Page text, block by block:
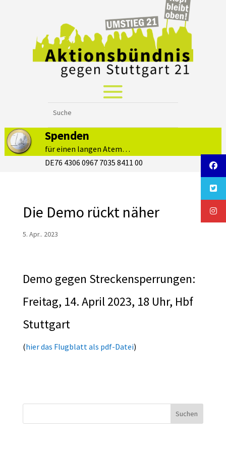
Spenden
für einen langen Atem…
DE76 4306 0967 7035 8411 00
Die Demo rückt näher
5. Apr.. 2023
Demo gegen Streckensperrungen:
Freitag, 14. April 2023, 18 Uhr, Hbf
Stuttgart
(hier das Flugblatt als pdf-Datei)
Suchen